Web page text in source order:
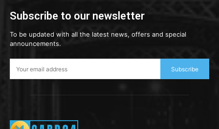
Subscribe to our newsletter
To be updated with all the latest news, offers and special
announcements.
Subscribe